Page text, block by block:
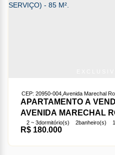
APARTAMENTO A
AVENIDA MARECHAL
FRANCISCO XAVIER) -
BANHEIRO SOCIAL,
R$180.000
CEP: 20950-004, Avenida Marechal
2 ~ 3dormitório(s) 2banheiro(s) 1
1vaga(s) útil: